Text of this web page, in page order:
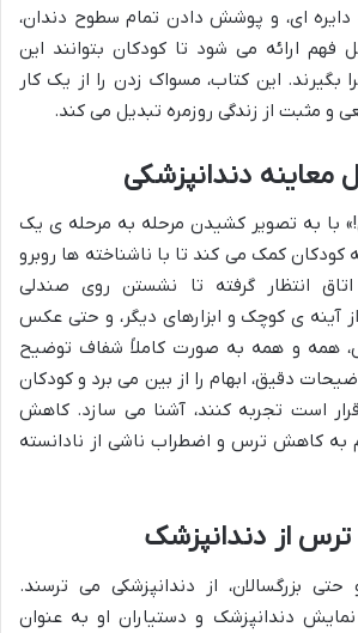
دایره ای، و پوشش دادن تمام سطوح دندان،
فهم ارائه می شود تا کودکان بتوانند این
بگیرند. این کتاب، مسواک زدن را از یک کار
و مثبت از زندگی روزمره تبدیل می کند.
معاینه دندانپزشکی
با به تصویر کشیدن مرحله به مرحله ی یک
کودکان کمک می کند تا با ناشناخته ها روبرو
انتظار گرفته تا نشستن روی صندلی
از آینه ی کوچک و ابزارهای دیگر، و حتی عکس
همه و همه به صورت کاملاً شفاف توضیح
دقیق، ابهام را از بین می برد و کودکان
قرار است تجربه کنند، آشنا می سازد. کاهش
به کاهش ترس و اضطراب ناشی از نادانسته
از دندانپزشک
بزرگسالان، از دندانپزشکی می ترسند.
نمایش دندانپزشک و دستیاران او به عنوان